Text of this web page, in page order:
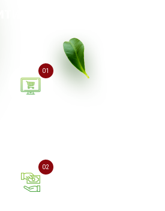
замовлення?
01
02